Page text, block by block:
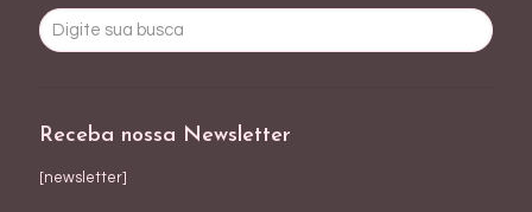
Receba nossa Newsletter
[newsletter]